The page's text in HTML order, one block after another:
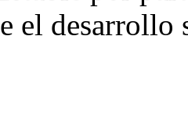
el desarrollo